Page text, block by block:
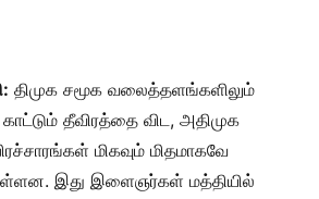
திமுக சமூக வலைத்தளங்களிலும்
காட்டும் தீவிரத்தை விட, அதிமுக
மிகவும் மிதமாகவே
இது இளைஞர்கள் மத்தியில்